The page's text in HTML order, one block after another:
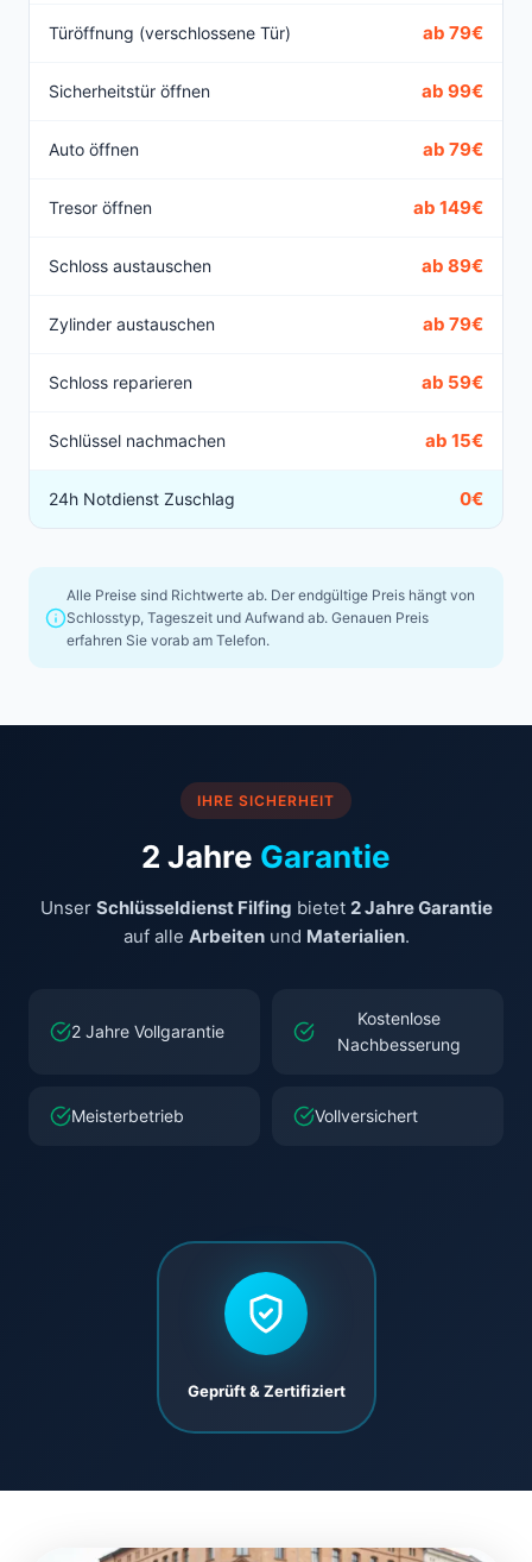
Türöffnung (verschlossene Tür) ab 79€
Sicherheitstür öffnen ab 99€
Auto öffnen ab 79€
Tresor öffnen ab 149€
Schloss austauschen ab 89€
Zylinder austauschen ab 79€
Schloss reparieren ab 59€
Schlüssel nachmachen ab 15€
24h Notdienst Zuschlag 0€
Alle Preise sind Richtwerte ab. Der endgültige Preis hängt von
Schlosstyp, Tageszeit und Aufwand ab. Genauen Preis
erfahren Sie vorab am Telefon.
IHRE SICHERHEIT
2 Jahre Garantie
Unser Schlüsseldienst Filfing bietet 2 Jahre Garantie
auf alle Arbeitenund Materialien.
2 Jahre Vollgarantie
Kostenlose
Nachbesserung
Meisterbetrieb Vollversichert
Geprüft & Zertifiziert